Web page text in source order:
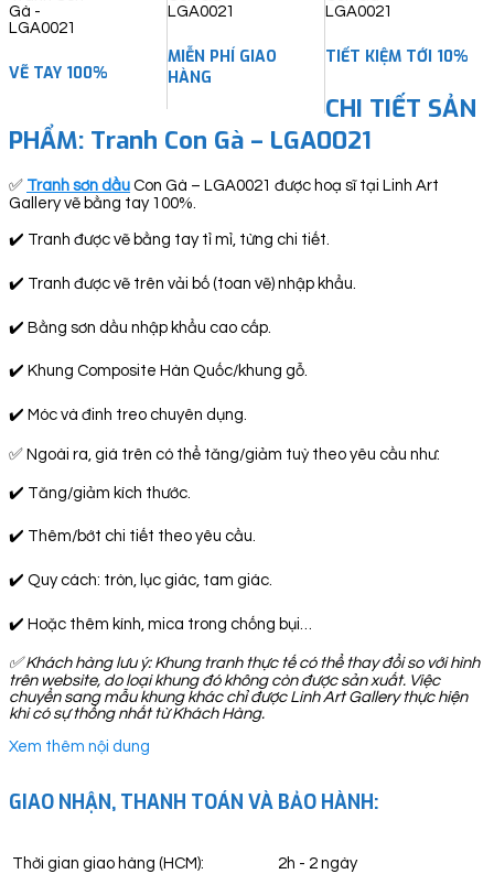
VẼ TAY 100%
MIỄN PHÍ GIAO
HÀNG
TIẾT KIỆM TỚI 10%
CHI TIẾT SẢN
PHẨM: Tranh Con Gà – LGA0021
✅ Tranh sơn dầu Con Gà – LGA0021 được hoạ sĩ tại Linh Art
Gallery vẽ bằng tay 100%.
✔️ Tranh được vẽ bằng tay tỉ mỉ, từng chi tiết.
✔️ Tranh được vẽ trên vải bố (toan vẽ) nhập khẩu.
✔️ Bằng sơn dầu nhập khẩu cao cấp.
✔️ Khung Composite Hàn Quốc/khung gỗ.
✔️ Móc và đinh treo chuyên dụng.
✅ Ngoài ra, giá trên có thể tăng/giảm tuỳ theo yêu cầu như:
✔️ Tăng/giảm kích thước.
✔️ Thêm/bớt chi tiết theo yêu cầu.
✔️ Quy cách: tròn, lục giác, tam giác.
✔️ Hoặc thêm kính, mica trong chống bụi…
✅Khách hàng lưu ý: Khung tranh thực tế có thể thay đổi so với hình
trên website, do loại khung đó không còn được sản xuất. Việc
chuyển sang mẫu khung khác chỉ được Linh Art Gallery thực hiện
khi có sự thống nhất từ Khách Hàng.
Xem thêm nội dung
GIAO NHẬN, THANH TOÁN VÀ BẢO HÀNH:
Thời gian giao hàng (HCM):
2h - 2 ngày